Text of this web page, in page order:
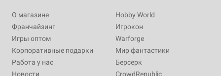
О магазине
Франчайзинг
Игры оптом
Корпоративные подарки
Работа у нас
Новости
Hobby World
Игрокон
Warforge
Мир фантастики
Берсерк
CrowdRepublic